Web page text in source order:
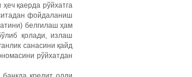
қаерда рўйхатга
фойдаланиш
белгилаш ҳам
қолади, излаш
санасини қайд
рўйхатдан